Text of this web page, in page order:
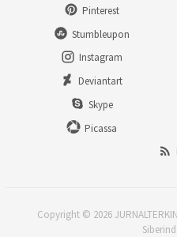
Pinterest
Stumbleupon
Instagram
Deviantart
Skype
Picassa
Copyright © 2026